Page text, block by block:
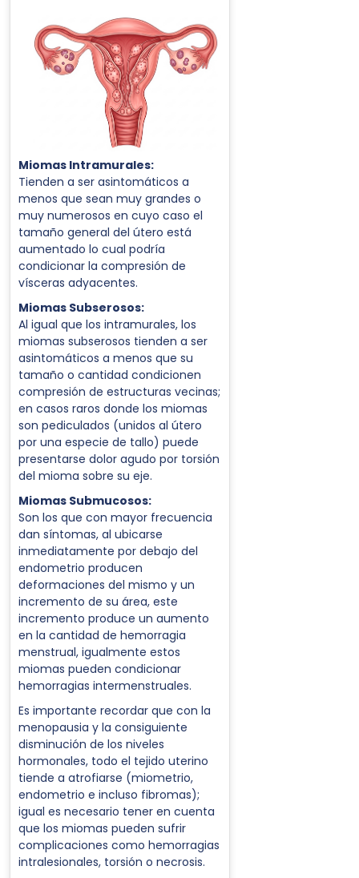
Miomas Intramurales:
Tienden a ser asintomáticos a
menos que sean muy grandes o
muy numerosos en cuyo caso el
tamaño general del útero está
aumentado lo cual podría
condicionar la compresión de
vísceras adyacentes.
Miomas Subserosos:
Al igual que los intramurales, los
miomas subserosos tienden a ser
asintomáticos a menos que su
tamaño o cantidad condicionen
compresión de estructuras vecinas;
en casos raros donde los miomas
son pediculados (unidos al útero
por una especie de tallo) puede
presentarse dolor agudo por torsión
del mioma sobre su eje.
Miomas Submucosos:
Son los que con mayor frecuencia
dan síntomas, al ubicarse
inmediatamente por debajo del
endometrio producen
deformaciones del mismo y un
incremento de su área, este
incremento produce un aumento
en la cantidad de hemorragia
menstrual, igualmente estos
miomas pueden condicionar
hemorragias intermenstruales.
Es importante recordar que con la
menopausia y la consiguiente
disminución de los niveles
hormonales, todo el tejido uterino
tiende a atrofiarse (miometrio,
endometrio e incluso fibromas);
igual es necesario tener en cuenta
que los miomas pueden sufrir
complicaciones como hemorragias
intralesionales, torsión o necrosis.